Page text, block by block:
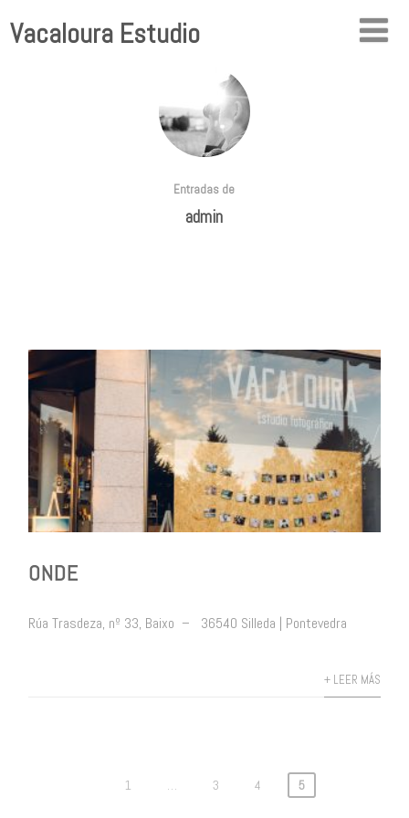
Vacaloura Estudio
Entradas de
admin
ONDE
Rúa Trasdeza, nº 33, Baixo – 36540 Silleda | Pontevedra
+ LEER MÁS
1 … 3 4 5